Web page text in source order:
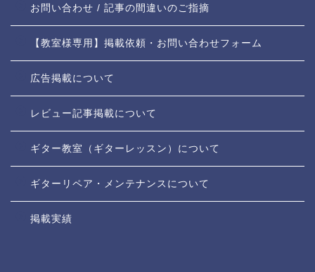
お問い合わせ / 記事の間違いのご指摘
【教室様専用】掲載依頼・お問い合わせフォーム
広告掲載について
レビュー記事掲載について
ギター教室（ギターレッスン）について
ギターリペア・メンテナンスについて
掲載実績